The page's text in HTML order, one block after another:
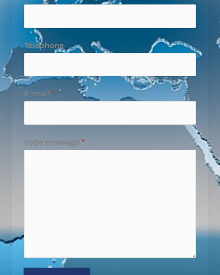
Téléphone
E-mail *
Votre message *